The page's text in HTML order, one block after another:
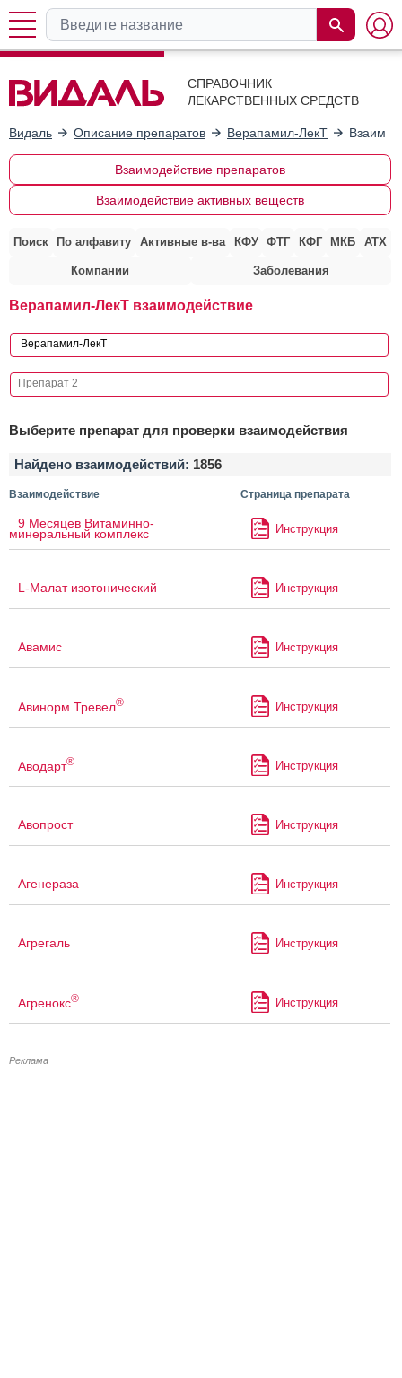
СПРАВОЧНИК
ЛЕКАРСТВЕННЫХ СРЕДСТВ
Видаль Описание препаратов Верапамил-ЛекТ
Взаимодействие препаратов
Взаимодействие активных веществ
Поиск По алфавиту Активные в-ва КФУ ФТГ КФГ МКБ АТХ
Компании Заболевания
Верапамил-ЛекТ взаимодействие
Выберите препарат для проверки взаимодействия
Найдено взаимодействий: 1856
Взаимодействие Страница препарата
9 Месяцев Витаминно-
минеральный комплекс Инструкция
L-Малат изотонический Инструкция
Авамис Инструкция
Авинорм Тревел® Инструкция
Аводарт® Инструкция
Авопрост Инструкция
Агенераза Инструкция
Агрегаль Инструкция
Агренокс® Инструкция
Реклама